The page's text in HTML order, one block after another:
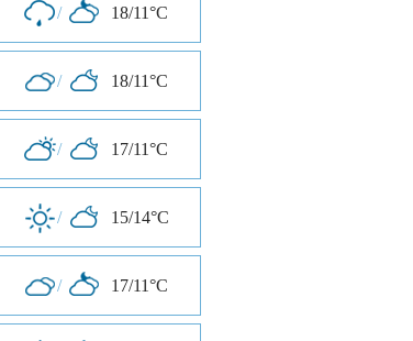
/ 18/11°C
/ 18/11°C
/ 17/11°C
/ 15/14°C
/ 17/11°C